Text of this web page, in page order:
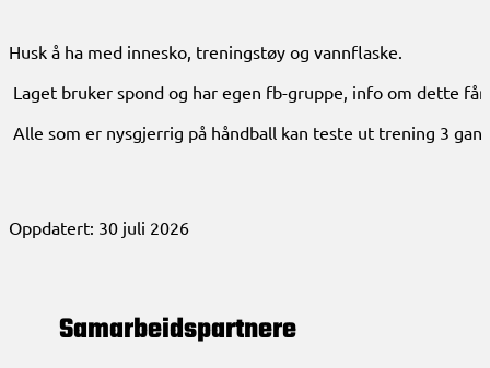
Husk å ha med innesko, treningstøy og vannflaske.
Laget bruker spond og har egen fb-gruppe, info om dette
Alle som er nysgjerrig på håndball kan teste ut trening 3
Oppdatert: 30 juli 2026
Samarbeids­partnere